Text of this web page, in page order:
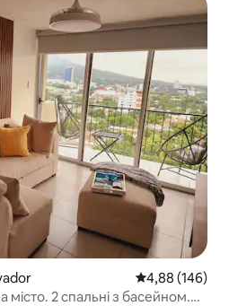
Середня
4,88 (146)
2 спальні з басейном.